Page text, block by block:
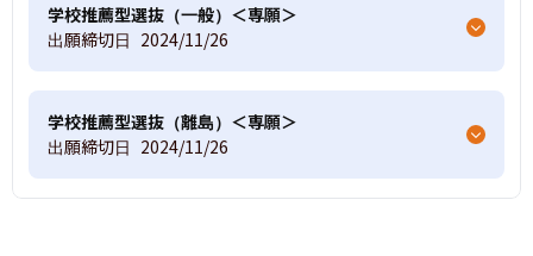
学校推薦型選抜（一般）＜専願＞
出願締切日 2024/11/26
学校推薦型選抜（離島）＜専願＞
出願締切日 2024/11/26